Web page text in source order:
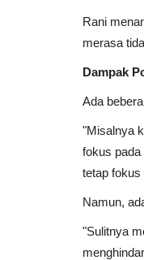
Rani
merasa
Dampak
Ada
"Misalnya
fokus
tetap fokus
Namun,
"Sulitnya